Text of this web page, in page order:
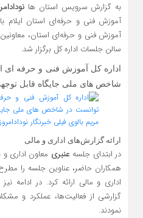
به گزارش سرویس استان ها
آموزش فنی و حرفه‌ای استان ایلام
آموزش فنی و حرفه‌ای استان،
سالن جلسات اداره کل برگزار شد.
اداره کل آموزش فنی و حرفه‌ ای
شاخص‌ های ملی جایگاه قابل
ارائه گزارش‌های اداری و مالی
در ابتدای جلسه عنبری معاون اداری
همکاران حاضر، عناوین جلسه را
اداری و مالی ارائه کرد. در ادامه
گزارشی از فعالیت‌ها، عملکرد و
نمودند.